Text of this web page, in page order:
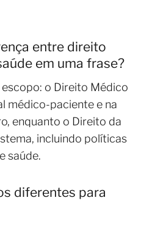
entre direito
em uma frase?
o Direito Médico
médico-paciente e na
enquanto o Direito da
incluindo políticas
saúde.
diferentes para